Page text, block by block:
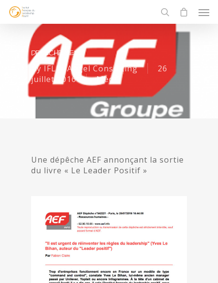
DEPECHE AEF
ByIFLP/ Angel Consulting
26
juillet 2016
Media
Une dépêche AEF annonçant la sortie
du livre « Le Leader Positif »